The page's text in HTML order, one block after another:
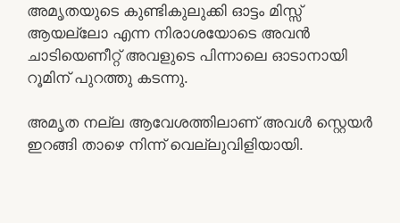
അമൃതയുടെ കുണ്ടികുലുക്കി ഓട്ടം മിസ്സ്‌
ആയല്ലോ എന്ന നിരാശയോടെ അവൻ
ചാടിയെണീറ്റ് അവളുടെ പിന്നാലെ ഓടാനായി
റൂമിന് പുറത്തു കടന്നു.
അമൃത നല്ല ആവേശത്തിലാണ് അവൾ സ്റ്റെയർ
ഇറങ്ങി താഴെ നിന്ന് വെല്ലുവിളിയായി.